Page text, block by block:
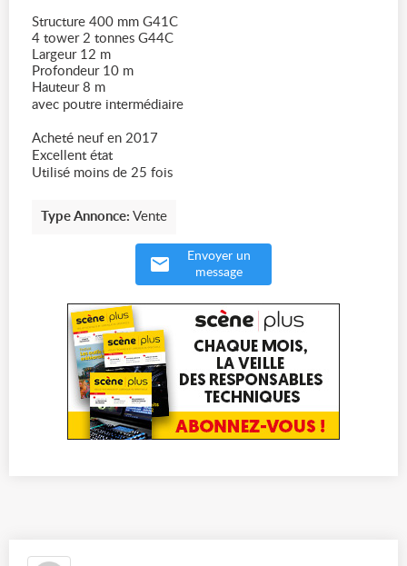
Structure 400 mm G41C
4 tower 2 tonnes G44C
Largeur 12 m
Profondeur 10 m
Hauteur 8 m
avec poutre intermédiaire
Acheté neuf en 2017
Excellent état
Utilisé moins de 25 fois
Type Annonce: Vente
Envoyer un
message